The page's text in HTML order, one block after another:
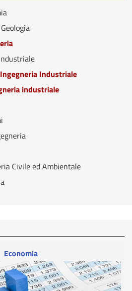
Industriale
industriale
Civile ed Ambientale
Economia